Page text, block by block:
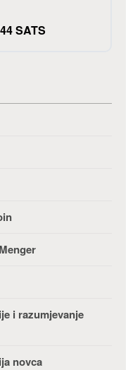
SATS
i razumjevanje
novca